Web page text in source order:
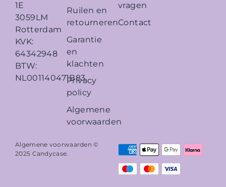
1E
3059LM
Rotterdam
KVK:
64342948
BTW:
NL001140471B83
Ruilen en
retourneren
Garantie
en
klachten
Privacy
policy
Algemene
voorwaarden
vragen
Contact
Algemene voorwaarden ©
2025 Candycase.